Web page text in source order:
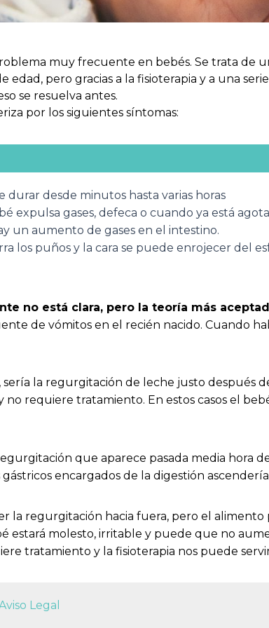
muy frecuente en bebés. Se trata de
edad, pero gracias a la fisioterapia y a una
se resuelva antes.
por los siguientes síntomas:
desde minutos hasta varias horas
expulsa gases, defeca o cuando ya está
un aumento de gases en el intestino.
los puños y la cara se puede enrojecer del
no está clara, pero la teoría más
de vómitos en el recién nacido. Cuando
sería la regurgitación de leche justo después
no requiere tratamiento. En estos casos el
que aparece pasada media hora
encargados de la digestión
la regurgitación hacia fuera, pero el
estará molesto, irritable y puede que no
tratamiento y la fisioterapia nos puede
Legal